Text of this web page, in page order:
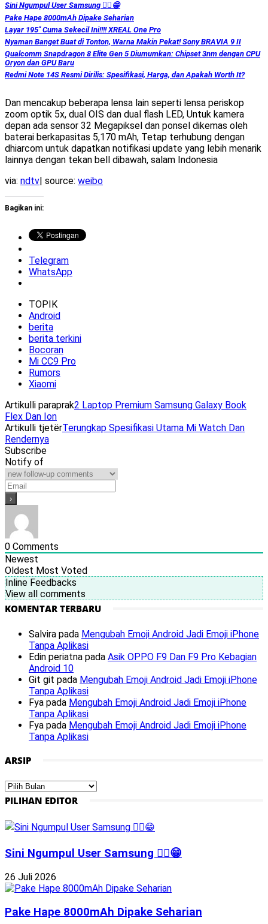
Sini Ngumpul User Samsung ☝🏻😁
Pake Hape 8000mAh Dipake Seharian
Layar 195″ Cuma Sekecil Ini!!!! XREAL One Pro
Nyaman Banget Buat di Tonton, Warna Makin Pekat! Sony BRAVIA 9 II
Qualcomm Snapdragon 8 Elite Gen 5 Diumumkan: Chipset 3nm dengan CPU
Oryon dan GPU Baru
Redmi Note 14S Resmi Dirilis: Spesifikasi, Harga, dan Apakah Worth It?
Dan mencakup beberapa lensa lain seperti lensa periskop
zoom optik 5x, dual OIS dan dual flash LED, Untuk kamera
depan ada sensor 32 Megapiksel dan ponsel dikemas oleh
baterai berkapasitas 5,170 mAh, Tetap terhubung dengan
dhiarcom untuk dapatkan notifikasi update yang lebih menarik
lainnya dengan tekan bell dibawah, salam Indonesia
via: ndtv | source: weibo
Bagikan ini:
Telegram
WhatsApp
TOPIK
Android
berita
berita terkini
Bocoran
Mi CC9 Pro
Rumors
Xiaomi
Artikulli paraprak2 Laptop Premium Samsung Galaxy Book
Flex Dan Ion
Artikulli tjetërTerungkap Spesifikasi Utama Mi Watch Dan
Rendernya
Subscribe
Notify of
0 Comments
Newest
Oldest Most Voted
Inline Feedbacks
View all comments
KOMENTAR TERBARU
Salvira pada Mengubah Emoji Android Jadi Emoji iPhone
Tanpa Aplikasi
Edin periatna pada Asik OPPO F9 Dan F9 Pro Kebagian
Android 10
Git git pada Mengubah Emoji Android Jadi Emoji iPhone
Tanpa Aplikasi
Fya pada Mengubah Emoji Android Jadi Emoji iPhone
Tanpa Aplikasi
Fya pada Mengubah Emoji Android Jadi Emoji iPhone
Tanpa Aplikasi
ARSIP
Arsip
PILIHAN EDITOR
Sini Ngumpul User Samsung ☝🏻😁
26 Juli 2026
Pake Hape 8000mAh Dipake Seharian